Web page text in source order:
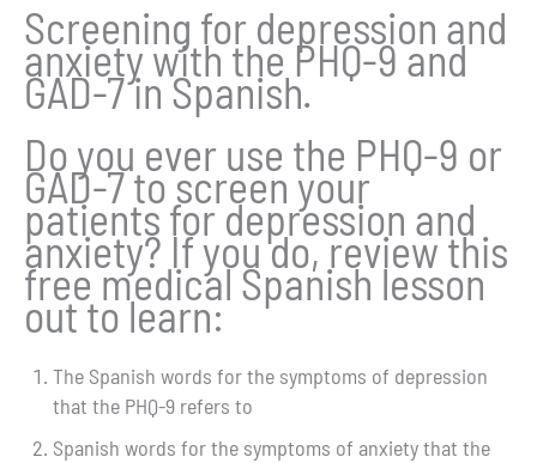
Screening for depression and
anxiety with the PHQ-9 and
GAD-7 in Spanish.
Do you ever use the PHQ-9 or
GAD-7 to screen your
patients for depression and
anxiety? If you do, review this
free medical Spanish lesson
out to learn:
The Spanish words for the symptoms of depression
that the PHQ-9 refers to
Spanish words for the symptoms of anxiety that the